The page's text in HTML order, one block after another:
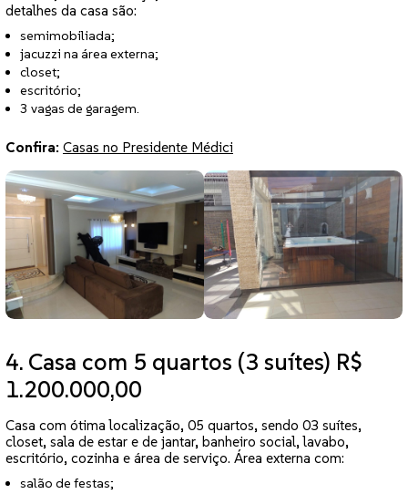
detalhes da casa são:
semimobiliada;
jacuzzi na área externa;
closet;
escritório;
3 vagas de garagem.
Confira: Casas no Presidente Médici
4. Casa com 5 quartos (3 suítes) R$
1.200.000,00
Casa com ótima localização, 05 quartos, sendo 03 suítes,
closet, sala de estar e de jantar, banheiro social, lavabo,
escritório, cozinha e área de serviço. Área externa com:
salão de festas;